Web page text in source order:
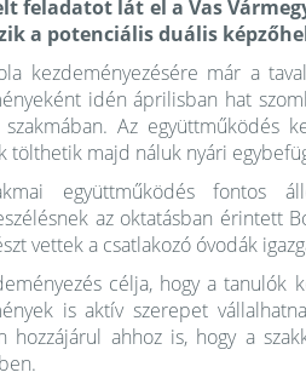
feladatot lát el a Vas
a potenciális duális
kezdeményezésére már a
idén áprilisban hat
Az együttműködés
tölthetik majd náluk nyári
együttműködés fontos
az oktatásban érintett
vettek a csatlakozó óvodák
célja, hogy a tanulók
is aktív szerepet
hozzájárul ahhoz is, hogy a